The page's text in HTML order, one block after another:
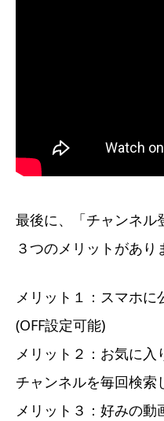
最後に、「チャンネル
３つのメリットがあり
メリット１：スマホに
(OFF設定可能)
メリット２：お気に入
チャンネルを毎回検索
メリット３：好みの動